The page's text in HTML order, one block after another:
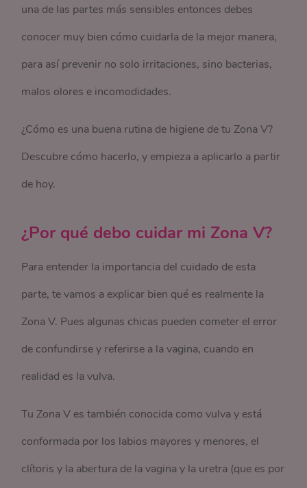
una de las partes más sensibles entonces debes
conocer muy bien cómo cuidarla de la mejor manera,
para así prevenir no solo irritaciones, sino bacterias,
malos olores e incomodidades.
¿Cómo es una buena rutina de higiene de tu Zona V?
Descubre cómo hacerlo, y empieza a aplicarlo a partir
de hoy.
¿Por qué debo cuidar mi Zona V?
Para entender la importancia del cuidado de esta
parte, te vamos a explicar bien qué es realmente la
Zona V. Pues algunas chicas pueden cometer el error
de confundirse y referirse a la vagina, cuando en
realidad es la vulva.
Tu Zona V es también conocida como vulva y está
conformada por los labios mayores y menores, el
clítoris y la abertura de la vagina y la uretra (que es por